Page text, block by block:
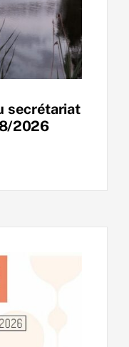
secrétariat
2026